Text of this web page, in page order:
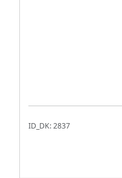
ID_DK: 2837